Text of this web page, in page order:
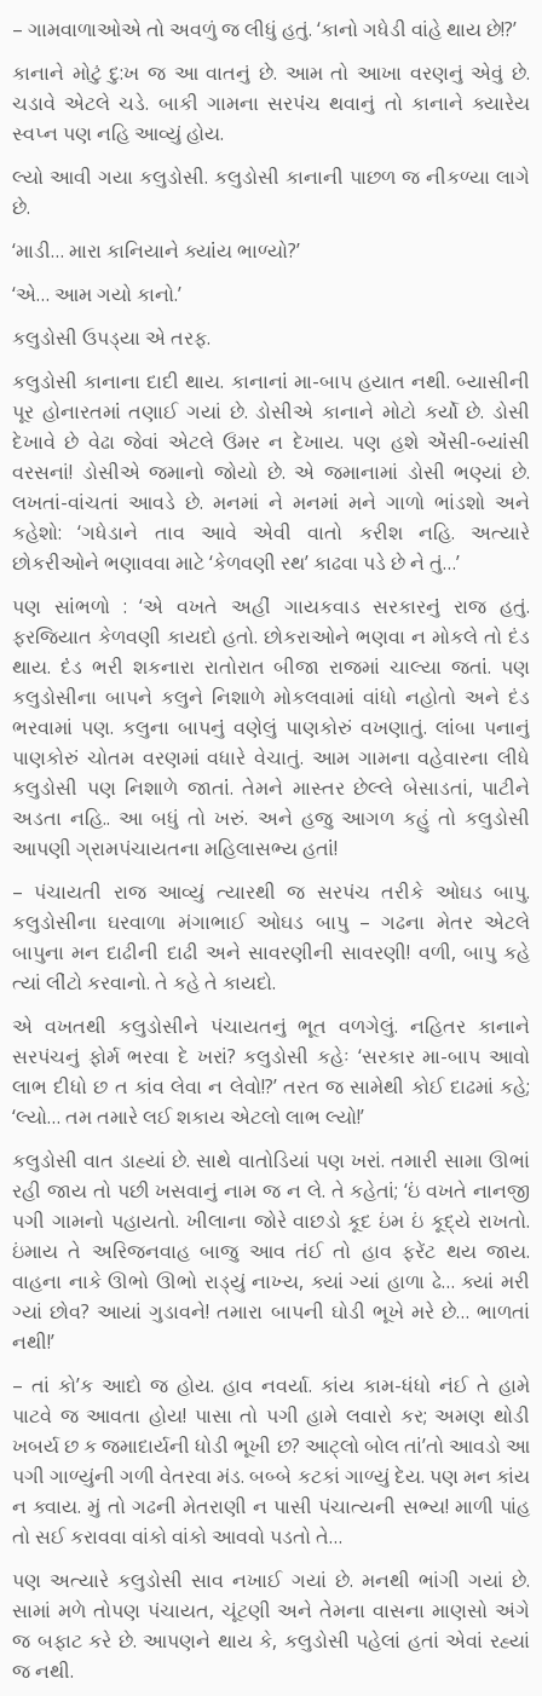
– ગામવાળાઓએ તો અવળું જ લીધું હતું. ‘કાનો ગધેડી વાંહે થાય છે!?’
કાનાને મોટું દુ:ખ જ આ વાતનું છે. આમ તો આખા વરણનું એવું છે.
ચડાવે એટલે ચડે. બાકી ગામના સરપંંચ થવાનું તો કાનાને ક્યારેય
સ્વપ્ન પણ નહિ આવ્યું હોય.
લ્યો આવી ગયા કલુડોસી. કલુડોસી કાનાની પાછળ જ નીકળ્યા લાગે
છે.
‘માડી… મારા કાનિયાને ક્યાંંય ભાળ્યો?’
‘એ… આમ ગયો કાનો.’
કલુડોસી ઉપડ્યા એ તરફ.
કલુડોસી કાનાના દાદી થાય. કાનાનાંં મા-બાપ હયાત નથી. બ્યાસીની
પૂર હોનારતમાંં તણાઈ ગયાં છે. ડોસીએ કાનાને મોટો કર્યો છે. ડોસી
દેખાવે છે વેઢા જેવાં એટલે ઉંમર ન દેખાય. પણ હશે એંસી-બ્યાંંસી
વરસનાં! ડોસીએ જમાનો જોયો છે. એ જમાનામાં ડોસી ભણ્યાં છે.
લખતાં-વાંચતાં આવડે છે. મનમાં ને મનમાંં મને ગાળો ભાંડશો અને
કહેશો: ‘ગધેડાને તાવ આવે એવી વાતો કરીશ નહિ. અત્યારે
છોકરીઓને ભણાવવા માટે ‘કેળવણી રથ’ કાઢવા પડે છે ને તું…’
પણ સાંંભળો : ‘એ વખતે અહીં ગાયકવાડ સરકારનુંં રાજ હતું.
ફરજિયાત કેળવણી કાયદો હતો. છોકરાઓને ભણવા ન મોકલે તો દંડ
થાય. દંંડ ભરી શકનારા રાતોરાત બીજા રાજમાં ચાલ્યા જતાંં. પણ
કલુડોસીના બાપને કલુને નિશાળે મોકલવામાંં વાંધો નહોતો અને દંડ
ભરવામાં પણ. કલુના બાપનુંં વણેલું પાણકોરું વખણાતું. લાંંબા પનાનું
પાણકોરું ચોતમ વરણમાં વધારે વેચાતું. આમ ગામના વહેવારના લીધે
કલુડોસી પણ નિશાળે જાતાંં. તેમને માસ્તર છેલ્લે બેસાડતાં, પાટીને
અડતા નહિ.. આ બધું તો ખરું. અને હજુ આગળ કહું તો કલુડોસી
આપણી ગ્રામપંચાયતના મહિલાસભ્ય હતાંં!
– પંચાયતી રાજ આવ્યું ત્યારથી જ સરપંચ તરીકે ઓઘડ બાપુ.
કલુડોસીના ઘરવાળા મંગાભાઈ ઓઘડ બાપુ – ગઢના મેતર એટલે
બાપુના મન દાઢીની દાઢી અને સાવરણીની સાવરણી! વળી, બાપુ કહે
ત્યાં લીંટો કરવાનો. તે કહે તે કાયદો.
એ વખતથી કલુડોસીને પંચાયતનું ભૂત વળગેલું. નહિતર કાનાને
સરપંચનું ફોર્મ ભરવા દે ખરાં? કલુડોસી કહેઃ ‘સરકાર મા-બાપ આવો
લાભ દીધો છ ત કાંવ લેવા ન લેવો!?’ તરત જ સામેથી કોઈ દાઢમાં કહે;
‘લ્યો… તમ તમારે લઈ શકાય એટલો લાભ લ્યો!’
કલુડોસી વાત ડાહ્યાં છે. સાથે વાતોડિયાં પણ ખરાં. તમારી સામા ઊભાં
રહી જાય તો પછી ખસવાનું નામ જ ન લે. તે કહેતાં; ‘ઇં વખતે નાનજી
પગી ગામનો પહાયતો. ખીલાના જોરે વાછડો કૂદ ઇંમ ઇં કૂદ્યે રાખતો.
ઇંમાય તે અરિજનવાહ બાજુ આવ તંઈ તો હાવ ફરેંટ થય જાય.
વાહના નાકે ઊભો ઊભો રાડ્યું નાખ્ય, ક્યાં ગ્યાં હાળા ઢે… ક્યાં મરી
ગ્યાં છોવ? આયાં ગુડાવને! તમારા બાપની ઘોડી ભૂખે મરે છે… ભાળતાં
નથી!’
– તાં કો’ક આદો જ હોય. હાવ નવર્યા. કાંય કામ-ધંધો નંઈ તે હામે
પાટવે જ આવતા હોય! પાસા તો પગી હામે લવારો કર; અમણ થોડી
ખબર્ય છ ક જમાદાર્યની ધોડી ભૂખી છ? આટ્લો બોલ તાં’તો આવડો આ
પગી ગાળ્યુંની ગળી વેતરવા મંડ. બબ્બે કટકાં ગાળ્યું દેય. પણ મન કાંય
ન ક્વાય. મું તો ગઢની મેતરાણી ન પાસી પંચાત્યની સભ્ય! માળી પાંહ
તો સઈ કરાવવા વાંકો વાંકો આવવો પડતો તે…
પણ અત્યારે કલુડોસી સાવ નખાઈ ગયાં છે. મનથી ભાંગી ગયાં છે.
સામાં મળે તોપણ પંચાયત, ચૂંટણી અને તેમના વાસના માણસો અંગે
જ બફાટ કરે છે. આપણને થાય કે, કલુડોસી પહેલાં હતાં એવાં રહ્યાં
જ નથી.